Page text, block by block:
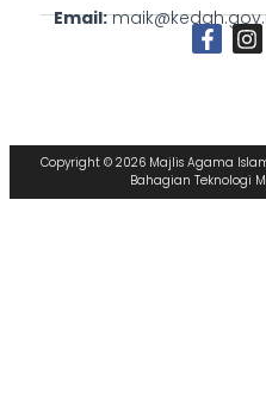
Email:
Copyright © 2026 Majlis Agama
Bahagian Teknologi